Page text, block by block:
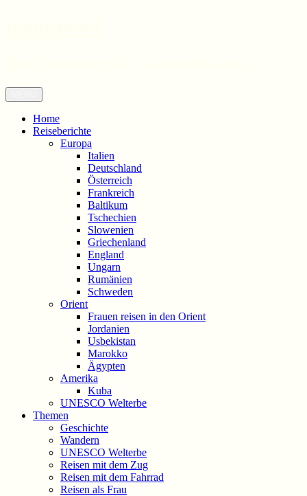
Zum
Inhalt
springen
Home
Reiseberichte
Europa
Italien
Deutschland
Österreich
Frankreich
Baltikum
Tschechien
Slowenien
Griechenland
England
Ungarn
Rumänien
Schweden
Orient
Frauen reisen in den Orient
Jordanien
Usbekistan
Marokko
Ägypten
Amerika
Kuba
UNESCO Welterbe
Themen
Geschichte
Wandern
UNESCO Welterbe
Reisen mit dem Zug
Reisen mit dem Fahrrad
Reisen als Frau